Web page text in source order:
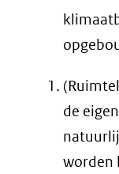
de
worden